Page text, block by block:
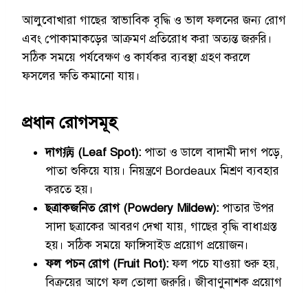
আলুবোখারা গাছের স্বাভাবিক বৃদ্ধি ও ভাল ফলনের জন্য রোগ
এবং পোকামাকড়ের আক্রমণ প্রতিরোধ করা অত্যন্ত জরুরি।
সঠিক সময়ে পর্যবেক্ষণ ও কার্যকর ব্যবস্থা গ্রহণ করলে
ফসলের ক্ষতি কমানো যায়।
প্রধান রোগসমূহ
দাগ病 (Leaf Spot): পাতা ও ডালে বাদামী দাগ পড়ে,
পাতা শুকিয়ে যায়। নিয়ন্ত্রণে Bordeaux মিশ্রণ ব্যবহার
করতে হয়।
ছত্রাকজনিত রোগ (Powdery Mildew): পাতার উপর
সাদা ছত্রাকের আবরণ দেখা যায়, গাছের বৃদ্ধি বাধাগ্রস্ত
হয়। সঠিক সময়ে ফাঙ্গিসাইড প্রয়োগ প্রয়োজন।
ফল পচন রোগ (Fruit Rot):ফল পচে যাওয়া শুরু হয়,
বিক্রয়ের আগে ফল তোলা জরুরি। জীবাণুনাশক প্রয়োগ